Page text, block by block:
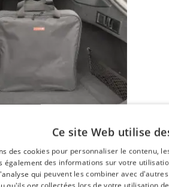
stock
€
Ce site Web utilise
des cookies pour personnaliser le contenu,
également des informations sur votre
qui peuvent les combiner avec